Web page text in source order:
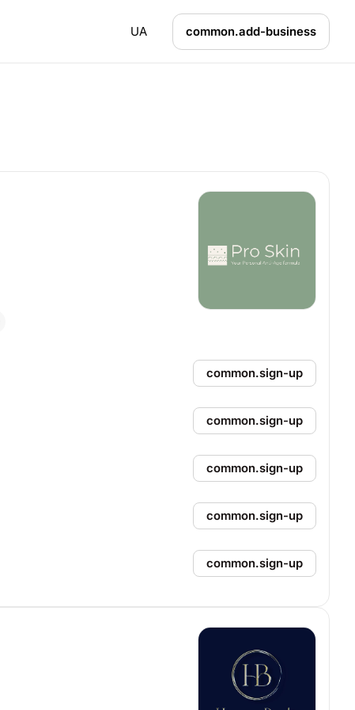
UA common.add-business
common.sign-up
common.sign-up
common.sign-up
common.sign-up
common.sign-up